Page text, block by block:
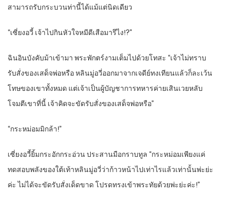
สามารถรับกระบวนท่านี้ได้แม้แต่นิดเดียว
“เซี่ยงอวี้ เจ้าไปกินหัวใจหมีดีเสือมารึไง!?”
ฉินอินบังคับม้าเข้ามา พระพักตร์งามเต็มไปด้วยโทสะ “เจ้าไม่ทราบ
รับสั่งของเสด็จพ่อหรือ หลินมู่อวี่ออกมาจากเจดีย์ทงเทียนแล้วก็ละเว้น
โทษของเขาทั้งหมด แต่เจ้าเป็นผู้บัญชาการทหารค่ายเสินเวยหลับ
โจมตีเขาที่นี้ เจ้าคิดจะขัดรับสั่งของเสด็จพ่อหรือ”
“กระหม่อมมิกล้า!”
เซี่ยงอวี้ยิ้มกระอักกระอ่วน ประสานมือกราบทูล “กระหม่อมเพียงแค่
ทดสอบพลังของใต้เท้าหลินมู่อวี่ว่าก้าวหน้าไปเท่าไรแล้วเท่านั้นพ่ะย่ะ
ค่ะ ไม่ได้จะขัดรับสั่งเด็ดขาด โปรดทรงเข้าพระทัยด้วยพ่ะย่ะค่ะ!”